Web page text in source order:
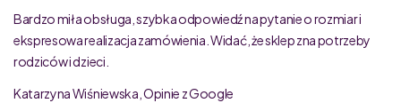
Bardzo miła obsługa, szybka odpowiedź na pytanie o rozmiar i
ekspresowa realizacja zamówienia. Widać, że sklep zna potrzeby
rodziców i dzieci.
Katarzyna Wiśniewska, Opinie z Google